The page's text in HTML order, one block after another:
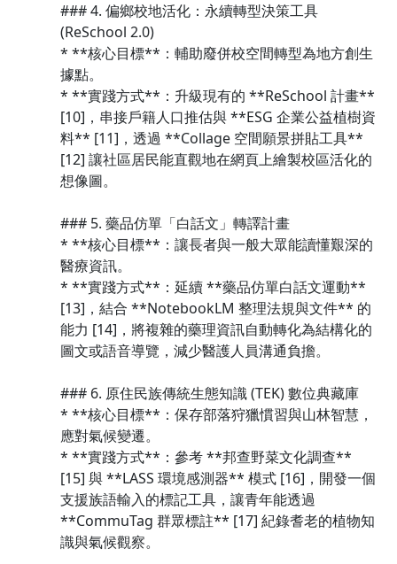
### 4. 偏鄉校地活化：永續轉型決策工具
(ReSchool 2.0)
* **核心目標**：輔助廢併校空間轉型為地方創生
據點。
* **實踐方式**：升級現有的 **ReSchool 計畫**
[10]，串接戶籍人口推估與 **ESG 企業公益植樹資
料** [11]，透過 **Collage 空間願景拼貼工具**
[12] 讓社區居民能直觀地在網頁上繪製校區活化的
想像圖。
### 5. 藥品仿單「白話文」轉譯計畫
* **核心目標**：讓長者與一般大眾能讀懂艱深的
醫療資訊。
* **實踐方式**：延續 **藥品仿單白話文運動**
[13]，結合 **NotebookLM 整理法規與文件** 的
能力 [14]，將複雜的藥理資訊自動轉化為結構化的
圖文或語音導覽，減少醫護人員溝通負擔。
### 6. 原住民族傳統生態知識 (TEK) 數位典藏庫
* **核心目標**：保存部落狩獵慣習與山林智慧，
應對氣候變遷。
* **實踐方式**：參考 **邦查野菜文化調查**
[15] 與 **LASS 環境感測器** 模式 [16]，開發一個
支援族語輸入的標記工具，讓青年能透過
**CommuTag 群眾標註** [17] 紀錄耆老的植物知
識與氣候觀察。